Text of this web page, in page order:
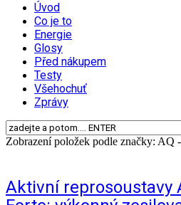
Úvod
Co je to
Energie
Glosy
Před nákupem
Testy
Všehochuť
Zprávy
Zobrazení položek podle značky: AQ
Aktivní reprosoustavy